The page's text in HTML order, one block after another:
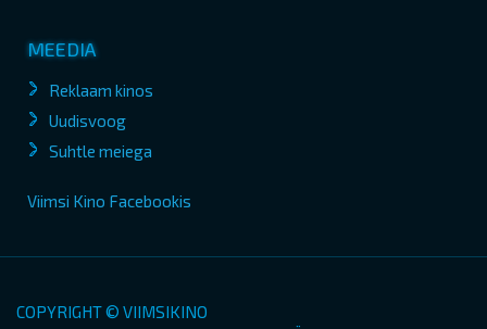
MEEDIA
Reklaam kinos
Uudisvoog
Suhtle meiega
Viimsi Kino Facebookis
COPYRIGHT © VIIMSIKINO